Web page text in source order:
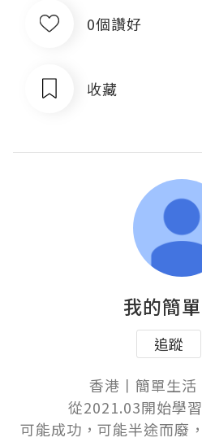
0個讚好
收藏
我的簡
追蹤
香港丨簡單生活
從2021.03開始學
可能成功，可能半途而廢